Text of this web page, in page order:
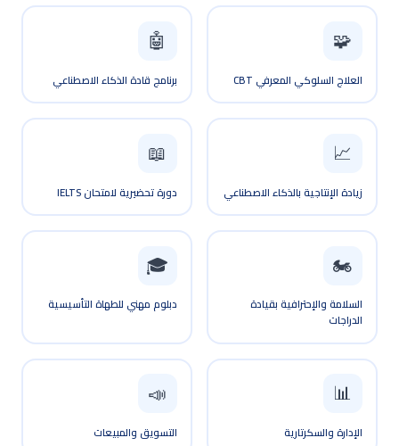
🧩
العلاج السلوكي المعرفي CBT
🤖
برنامج قادة الذكاء الاصطناعي
📈
زيادة الإنتاجية بالذكاء الاصطناعي
📖
دورة تحضيرية لامتحان IELTS
🏍️
السلامة والإحترافية بقيادة
الدراجات
🎓
دبلوم مهني للطهاة التأسيسية
📊
الإدارة والسكرتارية
📣
التسويق والمبيعات